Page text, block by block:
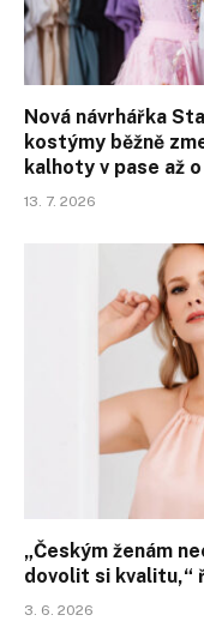
Nová návrhářka
kostýmy běžně
kalhoty v pase až o
13. 7. 2026
„Českým ženám
dovolit si kvalitu,“
3. 6. 2026